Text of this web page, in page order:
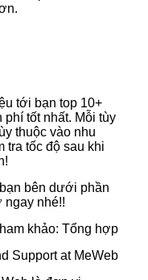
tới bạn top 10+
phí tốt nhất. Mỗi tùy
thuộc vào nhu
tra tốc độ sau khi
bên dưới phần
ngay nhé!!
khảo: Tổng hợp
Support at MeWeb